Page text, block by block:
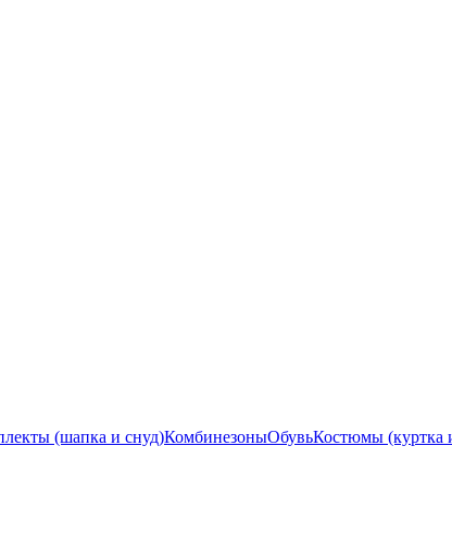
(шапка и снуд)КомбинезоныОбувьКостюмы (куртка